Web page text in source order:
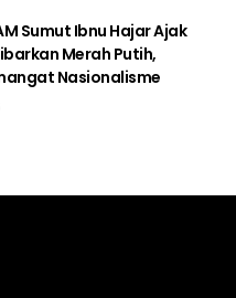
Sumut Ibnu Hajar Ajak
Merah Putih,
Nasionalisme